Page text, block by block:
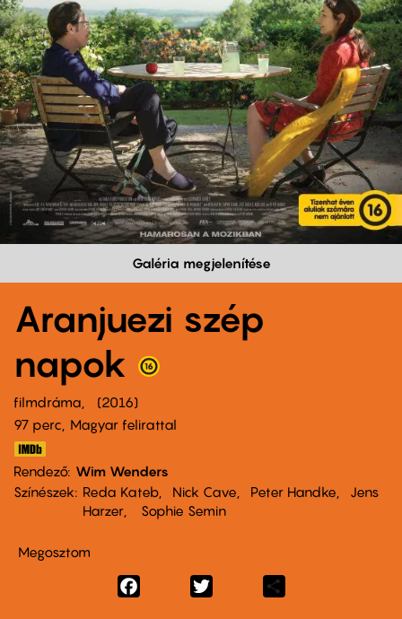
Galéria megjelenítése
Aranjuezi szép
napok
filmdráma
2016
97 perc,
Magyar felirattal
Rendező Wim Wenders
Színészek
Reda Kateb Nick Cave Peter Handke
Jens
Harzer
Sophie Semin
Megosztom
Facebook